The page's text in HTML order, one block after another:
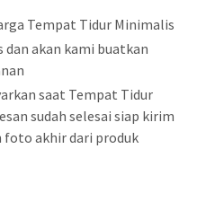
Tempat Tidur Minimalis
dan akan kami buatkan
saat Tempat Tidur
sudah selesai siap kirim
foto akhir dari produk